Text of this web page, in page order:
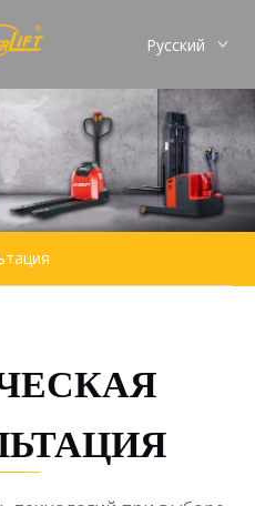
Pусский
Français
Español
Português